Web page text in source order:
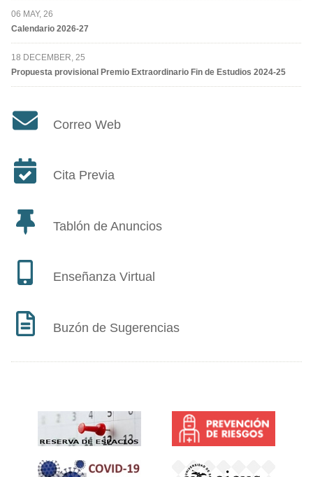
06 MAY, 26
Calendario 2026-27
18 DECEMBER, 25
Propuesta provisional Premio Extraordinario Fin de Estudios 2024-25
Correo Web
Cita Previa
Tablón de Anuncios
Enseñanza Virtual
Buzón de Sugerencias